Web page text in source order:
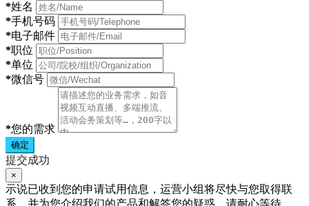
*姓名
*手机号码
*电子邮件
*职位
*单位
*微信号
*您的需求
确定
提交成功
×
示说已收到您的申请试用信息，运营小组将尽快与您取得联